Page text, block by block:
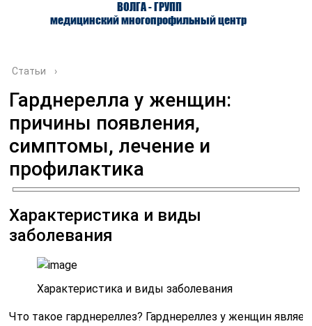
ВОЛГА - ГРУПП
медицинский многопрофильный центр
О ЦЕНТРЕ ВРАЧИ
Статьи ›
Гарднерелла у женщин:
причины появления,
симптомы, лечение и
профилактика
Характеристика и виды
заболевания
Характеристика и виды заболевания
Что такое гарднереллез? Гарднереллез у женщин